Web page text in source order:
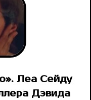
Леа Сейду
Дэвида